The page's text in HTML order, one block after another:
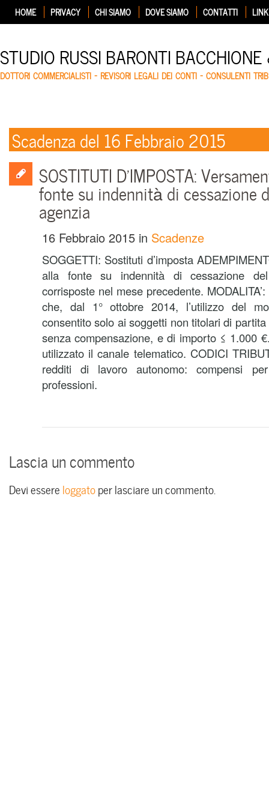
HOME PRIVACY CHI SIAMO DOVE SIAMO CONTATTI LINK
STUDIO RUSSI BARONTI
DOTTORI COMMERCIALISTI – REVISORI LEGALI DEI CONTI – CONSULENTI
Scadenza del 16 Febbraio 2015
SOSTITUTI D’IMPOSTA:
fonte su indennità di cessazione
agenzia
16 Febbraio 2015 in Scadenze
SOGGETTI: Sostituti d’imposta
alla fonte su indennità di cessazione
corrisposte nel mese precedente.
che, dal 1° ottobre 2014, l’utilizzo del
consentito solo ai soggetti non titolari di partita
senza compensazione, e di importo ≤ 1.000
utilizzato il canale telematico. CODICI
redditi di lavoro autonomo: compensi
professioni.
Lascia un commento
Devi essere loggatoper lasciare un commento.